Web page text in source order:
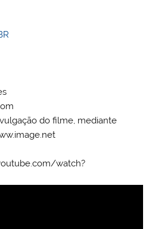
do filme, mediante
watch?